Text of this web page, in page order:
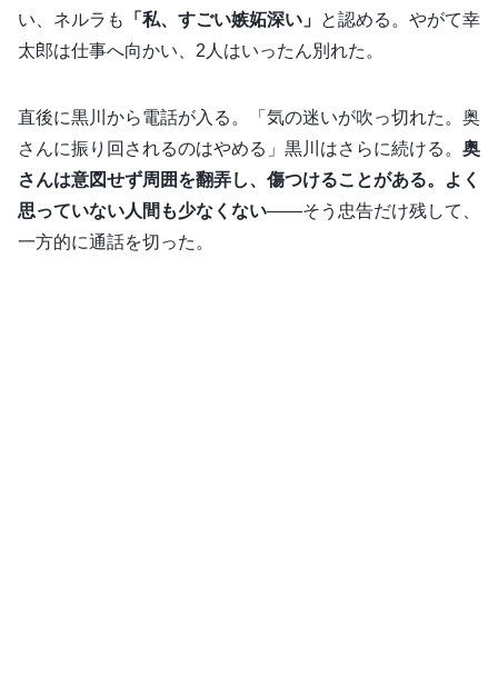
い、ネルラも
「私、すごい嫉妬深い」 と認める。やがて幸
太郎は仕事へ向かい、2人はいったん別れた。
直後に黒川から電話が入る。「気の迷いが吹っ切れた。奥
さんに振り回されるのはやめる」黒川はさらに続ける。 奥
さんは意図せず周囲を翻弄し、傷つけることがある。よく
思っていない人間も少なくない――そう忠告だけ残して、
一方的に通話を切った。